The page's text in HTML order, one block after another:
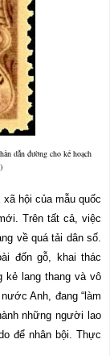
dẫn đường cho kế hoạch
)
hội của mẫu quốc
Trên tất cả, việc
về quá tải dân số.
đốn gỗ, khai thác
kẻ lang thang và vô
Anh, đang “làm
những người lao
để nhân bội. Thực